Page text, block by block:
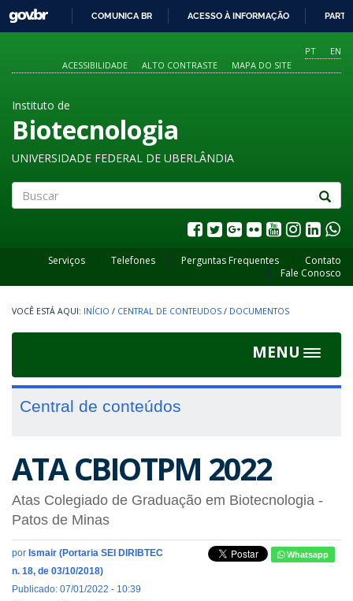
O
CONTEÚDO
GOVBR
COMUNICA BR ACESSO À INFORMAÇÃO
PT
EN
ACESSIBILIDADE
ALTO CONTRASTE MAPA DO SITE
Instituto de
Biotecnologia
UNIVERSIDADE FEDERAL DE UBERLÂNDIA
Serviços Telefones Perguntas Frequentes
Contato
Fale Conosco
INÍCIO / CENTRAL DE CONTEUDOS / DOCUMENTOS
MENU
Toggle
Central de conteúdos
ATA CBIOTPM 2022
Atas Colegiado de Graduação em Biotecnologia -
Patos de Minas
por Ismair (Portaria SEI DIRIBTEC
n. 18, de 03/10/2018)
Publicado: 07/01/2022 - 10:39
Whatsapp